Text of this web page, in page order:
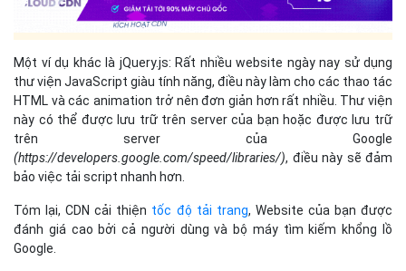
Một ví dụ khác là jQuery.js: Rất nhiều website ngày nay sử dụng
thư viện JavaScript giàu tính năng, điều này làm cho các thao tác
HTML và các animation trở nên đơn giản hơn rất nhiều. Thư viện
này có thể được lưu trữ trên server của bạn hoặc được lưu trữ
trên server của Google
(https://developers.google.com/speed/libraries/), điều này sẽ đảm
bảo việc tải script nhanh hơn.
Tóm lại, CDN cải thiện tốc độ tải trang, Website của bạn được
đánh giá cao bởi cả người dùng và bộ máy tìm kiếm khổng lồ
Google.